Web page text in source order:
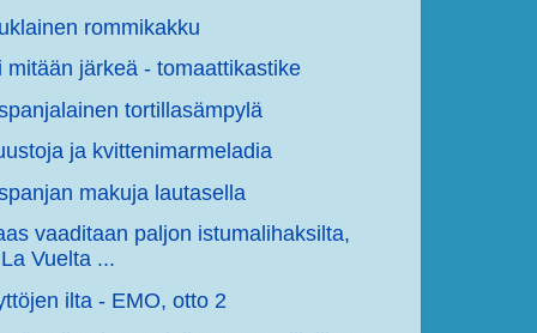
rommikakku
mitään järkeä - tomaattikastike
tortillasämpylä
ja kvittenimarmeladia
makuja lautasella
vaaditaan paljon istumalihaksilta,
La Vuelta ...
ilta - EMO, otto 2